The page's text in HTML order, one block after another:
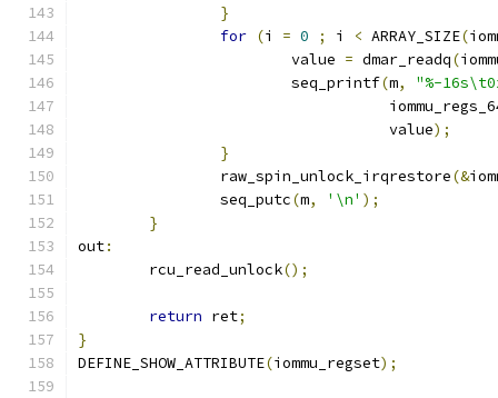
}
for (i = 0 ; i < ARRAY_SIZE(
			value
= dmar_readq(
			seq_printf
(m,
"%-
				   value
);
}
		raw_spin_unlock_irqrestore
(&
		seq_putc
(m, '\n' );
}
out:
	rcu_read_unlock
();
return ret;
}
DEFINE_SHOW_ATTRIBUTE(iommu_regset);